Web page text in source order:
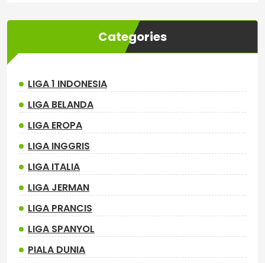
Categories
LIGA 1 INDONESIA
LIGA BELANDA
LIGA EROPA
LIGA INGGRIS
LIGA ITALIA
LIGA JERMAN
LIGA PRANCIS
LIGA SPANYOL
PIALA DUNIA